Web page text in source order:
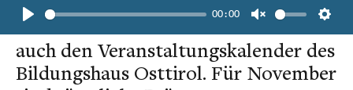
Play
00:00
Unmute
Der zweite Corona-Lockdown trifft
auch den Veranstaltungskalender des
Bildungshaus Osttirol. Für November